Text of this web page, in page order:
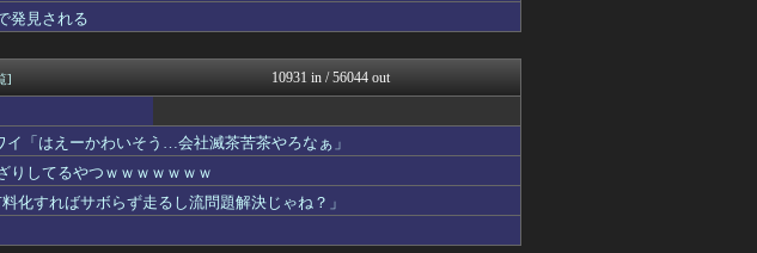
まとめたニュース
3位ヤクルト...
なんじぇいスタジアム＠なん...
VIPPER速報
ード初...
を反省
なんJ PRIDE
転落回避
なんJ（まとめては）いかん...
阿部が逆転2点タ...
なんじぇいスタジアム＠なん...
城デニー知事の責任で...
もえるあじあ(･∀･)
コチラ！感想まと...
スマブラ屋さん | スマブ...
発見される
] 10931 in / 56044 out
「はえーかわいそう…会社滅茶苦茶やろなぁ」
りしてるやつｗｗｗｗｗｗｗ
化すればサボらず走るし流問題解決じゃね？」